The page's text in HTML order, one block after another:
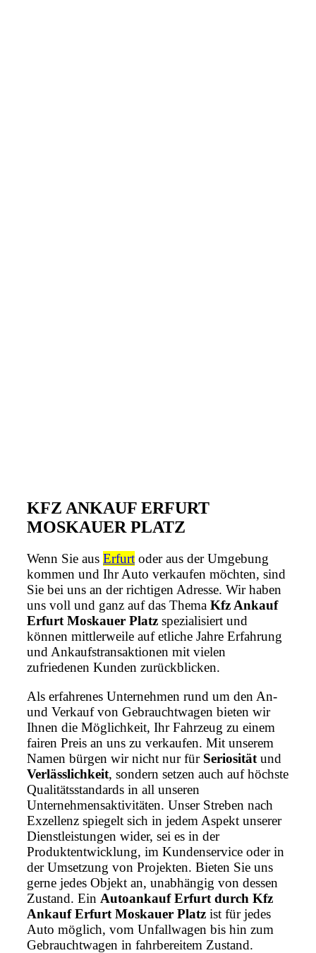
KFZ ANKAUF ERFURT
MOSKAUER PLATZ
Wenn Sie aus Erfurt oder aus der Umgebung
kommen und Ihr Auto verkaufen möchten, sind
Sie bei uns an der richtigen Adresse. Wir haben
uns voll und ganz auf das Thema Kfz Ankauf
Erfurt Moskauer Platz spezialisiert und
können mittlerweile auf etliche Jahre Erfahrung
und Ankaufstransaktionen mit vielen
zufriedenen Kunden zurückblicken.
Als erfahrenes Unternehmen rund um den An-
und Verkauf von Gebrauchtwagen bieten wir
Ihnen die Möglichkeit, Ihr Fahrzeug zu einem
fairen Preis an uns zu verkaufen. Mit unserem
Namen bürgen wir nicht nur für Seriosität und
Verlässlichkeit, sondern setzen auch auf höchste
Qualitätsstandards in all unseren
Unternehmensaktivitäten. Unser Streben nach
Exzellenz spiegelt sich in jedem Aspekt unserer
Dienstleistungen wider, sei es in der
Produktentwicklung, im Kundenservice oder in
der Umsetzung von Projekten. Bieten Sie uns
gerne jedes Objekt an, unabhängig von dessen
Zustand. Ein Autoankauf Erfurt durch Kfz
Ankauf Erfurt Moskauer Platz ist für jedes
Auto möglich, vom Unfallwagen bis hin zum
Gebrauchtwagen in fahrbereitem Zustand.